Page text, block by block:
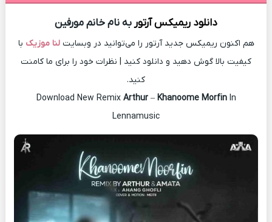
دانلود ریمیکسآرتوربه نام خانم مورفین
هم اکنون ریمیکس جدید آرتور را می‌توانید در وبسایتلنا موزیک با
کیفیت بالا گوش دهید و دانلود کنید | نظرات خود را برای ما کامنت
کنید.
Download New Remix Arthur– Khanoome MorfinIn
Lennamusic